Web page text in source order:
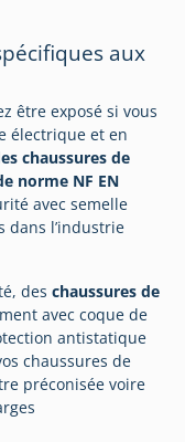
aux
être exposé si vous
électrique et en
chaussures de
norme NF EN
avec semelle
dans l’industrie
deschaussures de
avec coque de
antistatique
chaussures de
préconisée voire